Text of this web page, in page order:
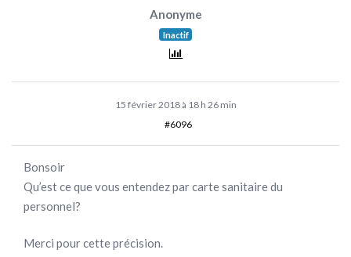
Anonyme
Inactif
15 février 2018 à 18 h 26 min
#6096
Bonsoir
Qu’est ce que vous entendez par carte sanitaire du
personnel?
Merci pour cette précision.